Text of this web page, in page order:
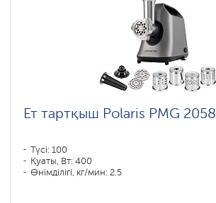
Ет тартқыш Polaris PMG 2058
Түсі: 100
Қуаты, Вт: 400
Өнімділігі, кг/мин: 2.5